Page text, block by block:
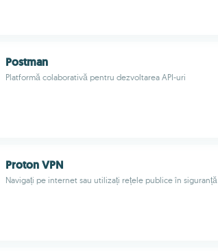
Postman
Platformă colaborativă pentru dezvoltarea API-uri
Proton VPN
Navigați pe internet sau utilizați rețele publice în siguranță